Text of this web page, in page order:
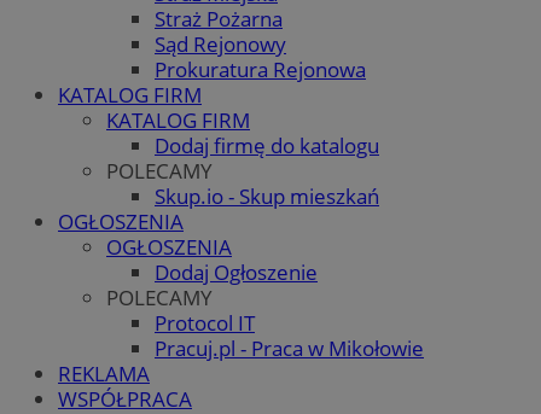
Straż Pożarna
Sąd Rejonowy
Prokuratura Rejonowa
KATALOG FIRM
KATALOG FIRM
Dodaj firmę do katalogu
POLECAMY
Skup.io - Skup mieszkań
OGŁOSZENIA
OGŁOSZENIA
Dodaj Ogłoszenie
POLECAMY
Protocol IT
Pracuj.pl - Praca w Mikołowie
REKLAMA
WSPÓŁPRACA